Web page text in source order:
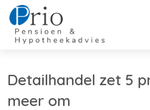
Detailhandel zet 5
meer om